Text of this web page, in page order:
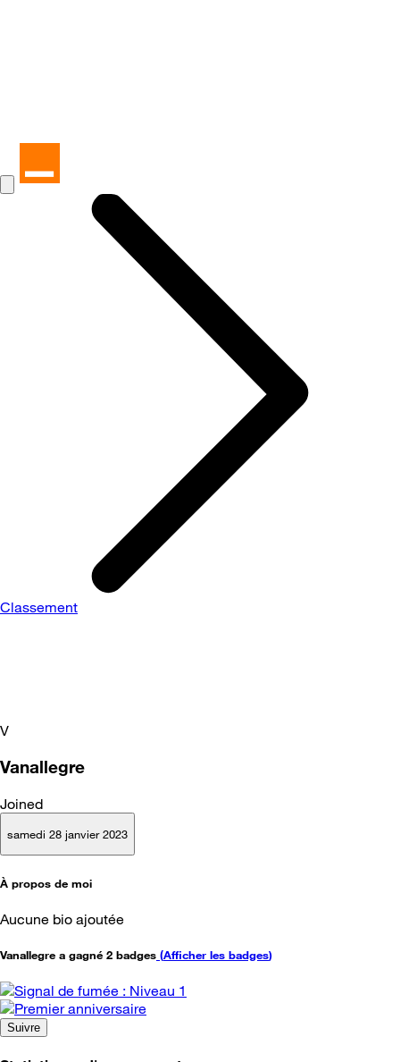
Classement
V
Vanallegre
Joined
samedi 28 janvier 2023
À propos de moi
Aucune bio ajoutée
Vanallegre a gagné 2 badges (Afficher les badges)
Suivre